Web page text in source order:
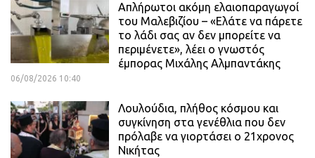
Απλήρωτοι ακόμη ελαιοπαραγωγοί
του Μαλεβιζίου – «Ελάτε να πάρετε
το λάδι σας αν δεν μπορείτε να
περιμένετε», λέει ο γνωστός
έμπορας Μιχάλης Αλμπαντάκης
06/08/2026 10:40
Λουλούδια, πλήθος κόσμου και
συγκίνηση στα γενέθλια που δεν
πρόλαβε να γιορτάσει ο 21χρονος
Νικήτας